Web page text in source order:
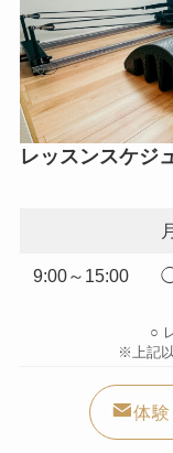
レッスンスケジ
月
9:00～15:00
○
※上記
体